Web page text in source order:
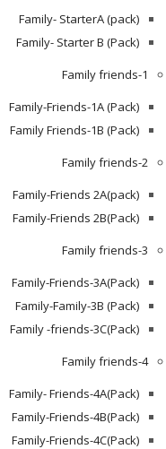
Family- StarterA (pack)
Family- Starter B (Pack)
Family friends-1
(Pack) Family-Friends-1A
(Pack) Family Friends-1B
Family friends-2
Family-Friends 2A(pack)
Family-Friends 2B(Pack)
Family friends-3
(Pack)Family-Friends-3A
Family-Family-3B (Pack)
Family -friends-3C(Pack)
Family friends-4
Family- Friends-4A(Pack)
Family-Friends-4B(Pack)
Family-Friends-4C(Pack)